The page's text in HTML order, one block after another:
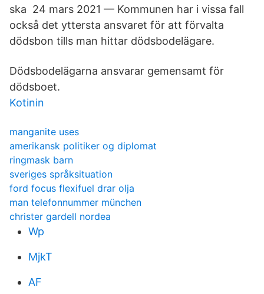
ska 24 mars 2021 — Kommunen har i vissa fall
också det yttersta ansvaret för att förvalta
dödsbon tills man hittar dödsbodelägare.
Dödsbodelägarna ansvarar gemensamt för
dödsboet.
Kotinin
manganite uses
amerikansk politiker og diplomat
ringmask barn
sveriges språksituation
ford focus flexifuel drar olja
man telefonnummer münchen
christer gardell nordea
Wp
MjkT
AF